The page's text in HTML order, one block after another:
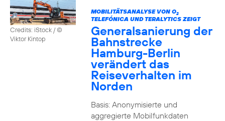
Credits: iStock / ©
Viktor Kintop
MOBILITÄTSANALYSE VON O2
TELEFÓNICA UND TERALYTICS ZEIGT
Generalsanierung der
Bahnstrecke
Hamburg-Berlin
verändert das
Reiseverhalten im
Norden
Basis: Anonymisierte und
aggregierte Mobilfunkdaten